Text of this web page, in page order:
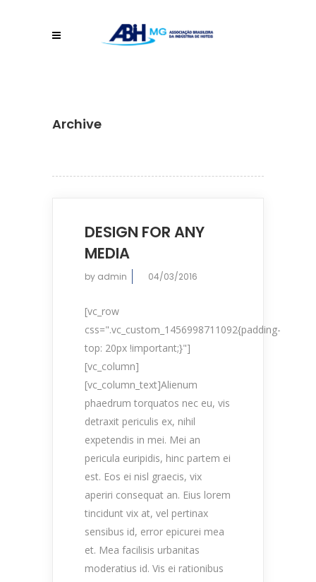
Archive
DESIGN FOR ANY
MEDIA
by admin 04/03/2016
[vc_row
css=".vc_custom_1456998711092{padding-
top: 20px !important;}"]
[vc_column]
[vc_column_text]Alienum
phaedrum torquatos nec eu, vis
detraxit periculis ex, nihil
expetendis in mei. Mei an
pericula euripidis, hinc partem ei
est. Eos ei nisl graecis, vix
aperiri consequat an. Eius lorem
tincidunt vix at, vel pertinax
sensibus id, error epicurei mea
et. Mea facilisis urbanitas
moderatius id. Vis ei rationibus